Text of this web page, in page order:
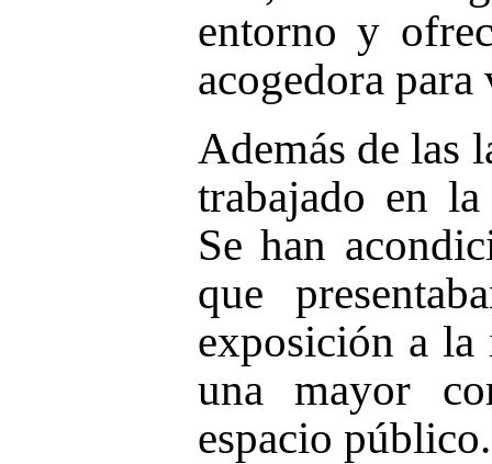
entorno y
acogedora
Además de las
trabajado en
Se han
que
exposición a la
una mayor
espacio público.